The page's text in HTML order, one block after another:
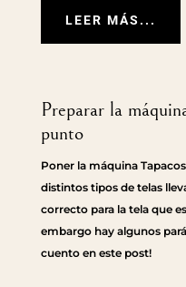
LEER MÁS...
Preparar la
punto
Poner la máquina
distintos tipos de telas
correcto para la tela que
embargo hay algunos
cuento en este post!